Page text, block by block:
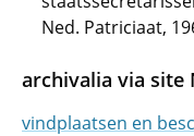
Ned. Patriciaat,
archivalia via site
vindplaatsen en